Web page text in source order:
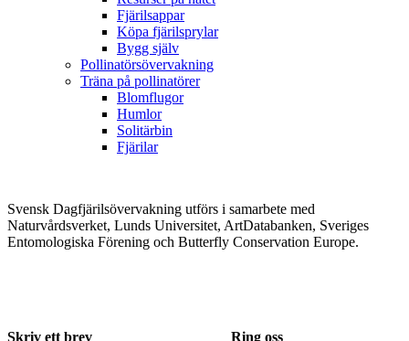
Fjärilsappar
Köpa fjärilsprylar
Bygg själv
Pollinatörsövervakning
Träna på pollinatörer
Blomflugor
Humlor
Solitärbin
Fjärilar
Svensk Dagfjärilsövervakning utförs i samarbete med
Naturvårdsverket, Lunds Universitet, ArtDatabanken, Sveriges
Entomologiska Förening och Butterfly Conservation Europe.
Skriv ett brev Ring oss